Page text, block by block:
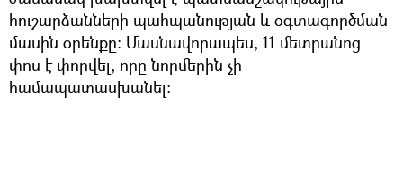
հուշարձանների պահպանության և օգտագործման
մասին օրենքը։ Մասնավորապես, 11 մետրանոց
փոս է փորվել, որը նորմերին չի
համապատասխանել։